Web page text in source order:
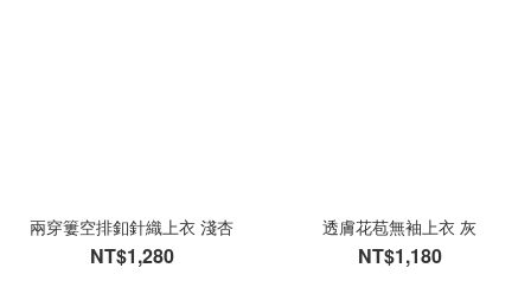
兩穿簍空排釦針織上衣 淺杏
NT$1,280
透膚花苞無袖上衣 灰
NT$1,180